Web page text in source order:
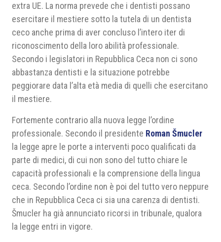
extra UE. La norma prevede che i dentisti possano
esercitare il mestiere sotto la tutela di un dentista
ceco anche prima di aver concluso l’intero iter di
riconoscimento della loro abilità professionale.
Secondo i legislatori in Repubblica Ceca non ci sono
abbastanza dentisti e la situazione potrebbe
peggiorare data l’alta età media di quelli che esercitano
il mestiere.
Fortemente contrario alla nuova legge l’ordine
professionale. Secondo il presidente Roman Šmucler
la legge apre le porte a interventi poco qualificati da
parte di medici, di cui non sono del tutto chiare le
capacità professionali e la comprensione della lingua
ceca. Secondo l’ordine non è poi del tutto vero neppure
che in Repubblica Ceca ci sia una carenza di dentisti.
Šmucler ha già annunciato ricorsi in tribunale, qualora
la legge entri in vigore.